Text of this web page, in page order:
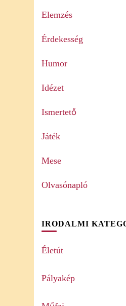
Elemzés
Érdekesség
Humor
Idézet
Ismertető
Játék
Mese
Olvasónapló
IRODALMI
Életút
Pályakép